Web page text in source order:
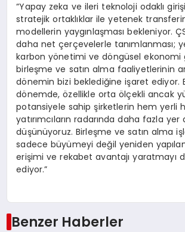
“Yapay zeka ve ileri teknoloji odaklı
stratejik ortaklıklar ile yetenek
modellerin yaygınlaşması bekleniyor.
daha net çerçevelerle tanımlanması;
karbon yönetimi ve döngüsel ekonomi
birleşme ve satın alma faaliyetlerinin
dönemin bizi beklediğine işaret ediyor.
dönemde, özellikle orta ölçekli ancak
potansiyele sahip şirketlerin hem yerli
yatırımcıların radarında daha fazla yer
düşünüyoruz. Birleşme ve satın alma
sadece büyümeyi değil yeniden
erişimi ve rekabet avantajı yaratmayı
ediyor.”
Benzer Haberler